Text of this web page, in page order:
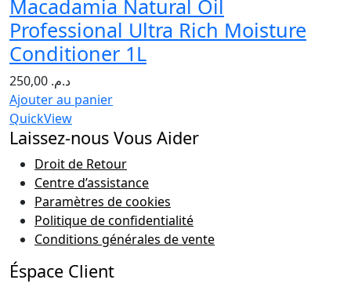
Macadamia Natural Oil
Professional Ultra Rich Moisture
Conditioner 1L
د.م.
Ajouter au panier
QuickView
Laissez-nous Vous Aider
Droit de Retour
Centre d’assistance
Paramètres de cookies
Politique de confidentialité
Conditions générales de vente
Éspace Client